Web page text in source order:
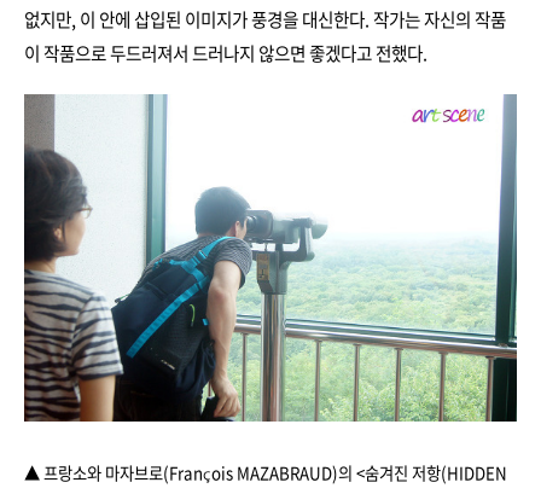
없지만, 이 안에 삽입된 이미지가 풍경을 대신한다. 작가는 자신의 작품
이 작품으로 두드러져서 드러나지 않으면 좋겠다고 전했다.
▲ 프랑소와 마자브로(François MAZABRAUD)의 <숨겨진 저항(HIDDEN